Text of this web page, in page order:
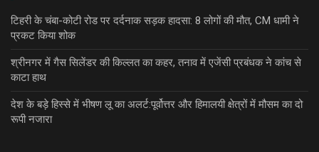
टिहरी के चंबा-कोटी रोड पर दर्दनाक सड़क हादसा: 8 लोगों की मौत, CM धामी ने
प्रकट किया शोक
श्रीनगर में गैस सिलेंडर की किल्लत का कहर, तनाव में एजेंसी प्रबंधक ने कांच से
काटा हाथ
देश के बड़े हिस्से में भीषण लू का अलर्ट:पूर्वोत्तर और हिमालयी क्षेत्रों में मौसम का दो
रूपी नजारा